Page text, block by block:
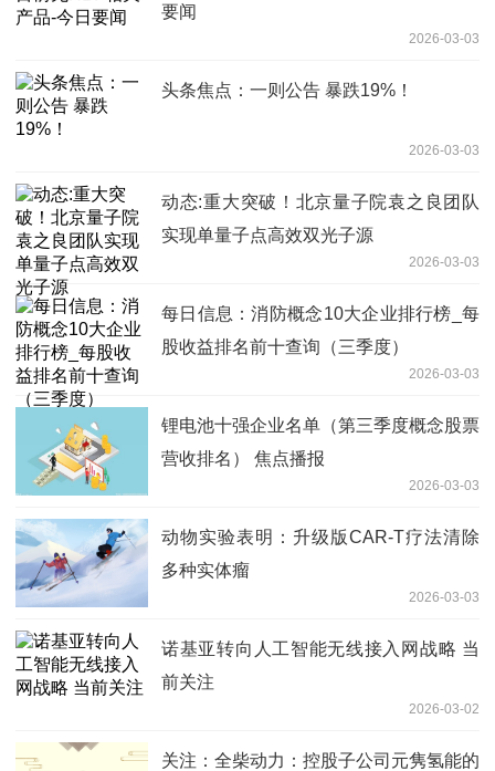
要闻
2026-03-03
头条焦点：一则公告 暴跌19%！
2026-03-03
动态:重大突破！北京量子院袁之良团队
实现单量子点高效双光子源
2026-03-03
每日信息：消防概念10大企业排行榜_每
股收益排名前十查询（三季度）
2026-03-03
锂电池十强企业名单（第三季度概念股票
营收排名） 焦点播报
2026-03-03
动物实验表明：升级版CAR-T疗法清除
多种实体瘤
2026-03-03
诺基亚转向人工智能无线接入网战略 当
前关注
2026-03-02
关注：全柴动力：控股子公司元隽氢能的